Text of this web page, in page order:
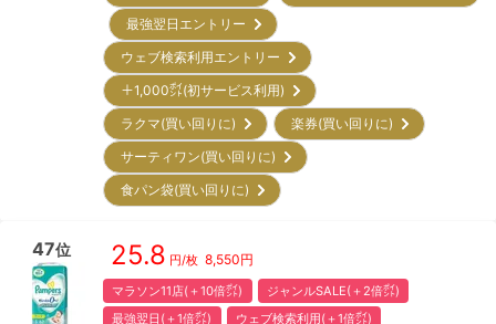
最強翌日エントリー
ウェブ検索利用エントリー
＋1,000㌽(初サービス利用)
ラクマ(買い回りに)
楽券(買い回りに)
サーティワン(買い回りに)
食パン袋(買い回りに)
47位 25.8 円/枚 8,550円
マラソン11店(＋10倍㌽)
ジャンルSALE(＋2倍㌽)
最強翌日(＋1倍㌽)
ウェブ検索利用(＋1倍㌽)